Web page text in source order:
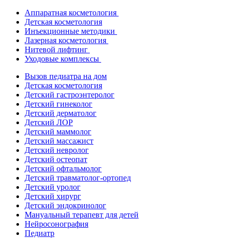
Аппаратная косметология
Детская косметология
Инъекционные методики
Лазерная косметология
Нитевой лифтинг
Уходовые комплексы
Вызов педиатра на дом
Детская косметология
Детский гастроэнтеролог
Детский гинеколог
Детский дерматолог
Детский ЛОР
Детский маммолог
Детский массажист
Детский невролог
Детский остеопат
Детский офтальмолог
Детский травматолог-ортопед
Детский уролог
Детский хирург
Детский эндокринолог
Мануальный терапевт для детей
Нейросонография
Педиатр